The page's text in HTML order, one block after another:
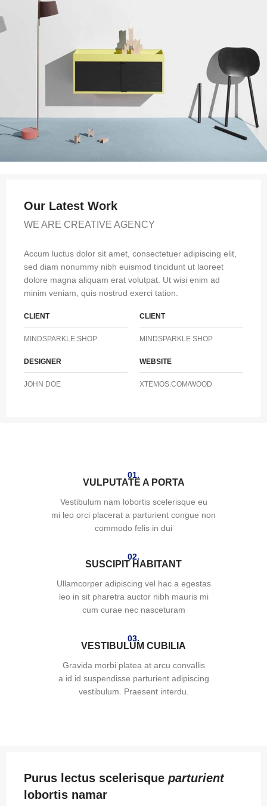
Our Latest Work
WE ARE CREATIVE AGENCY
Accum luctus dolor sit amet, consectetuer adipiscing elit,
sed diam nonummy nibh euismod tincidunt ut laoreet
dolore magna aliquam erat volutpat. Ut wisi enim ad
minim veniam, quis nostrud exerci tation.
CLIENT
MINDSPARKLE SHOP
CLIENT
MINDSPARKLE SHOP
DESIGNER
JOHN DOE
WEBSITE
XTEMOS.COM/WOOD
01.
VULPUTATE A PORTA
Vestibulum nam lobortis scelerisque eu
mi leo orci placerat a parturient congue non
commodo felis in dui
02.
SUSCIPIT HABITANT
Ullamcorper adipiscing vel hac a egestas
leo in sit pharetra auctor nibh mauris mi
cum curae nec nasceturam
03.
VESTIBULUM CUBILIA
Gravida morbi platea at arcu convallis
a id id suspendisse parturient adipiscing
vestibulum. Praesent interdu.
Purus lectus scelerisque parturient
lobortis namar